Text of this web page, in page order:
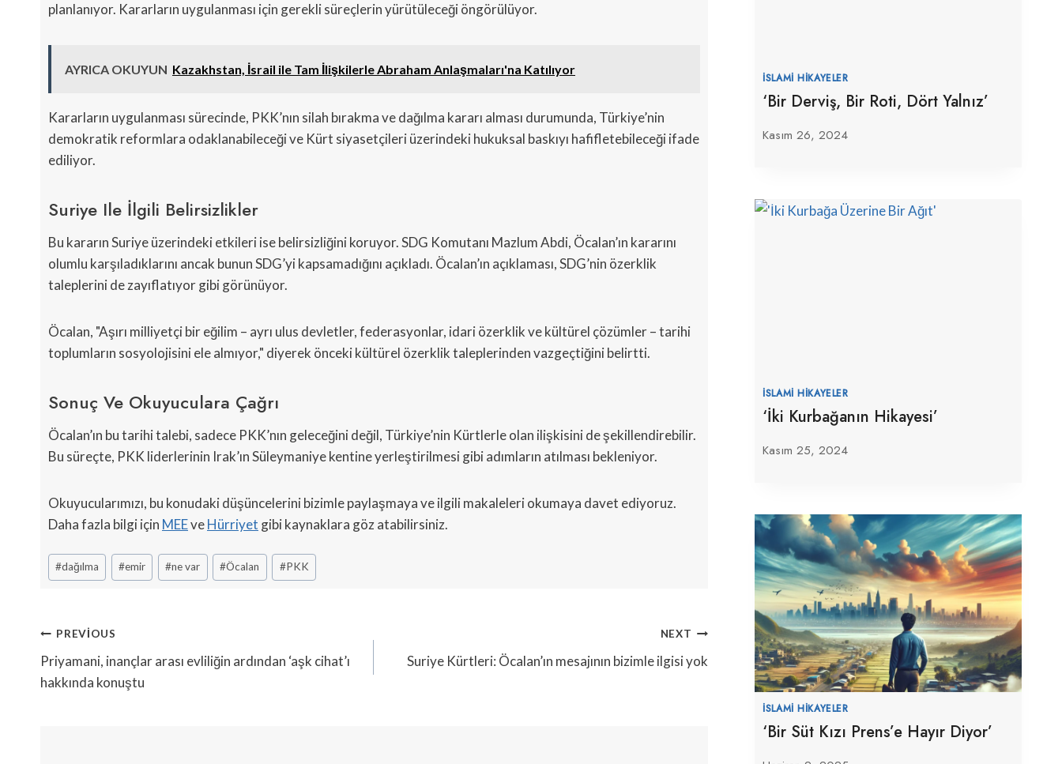
planlanıyor. Kararların uygulanması için gerekli süreçlerin yürütüleceği öngörülüyor.
AYRICA OKUYUN Kazakhstan, İsrail ile Tam İlişkilerle Abraham Anlaşmaları'na Katılıyor
Kararların uygulanması sürecinde, PKK’nın silah bırakma ve dağılma kararı alması durumunda, Türkiye’nin
demokratik reformlara odaklanabileceği ve Kürt siyasetçileri üzerindeki hukuksal baskıyı hafifletebileceği ifade
ediliyor.
Suriye Ile İlgili Belirsizlikler
Bu kararın Suriye üzerindeki etkileri ise belirsizliğini koruyor. SDG Komutanı Mazlum Abdi, Öcalan’ın kararını
olumlu karşıladıklarını ancak bunun SDG’yi kapsamadığını açıkladı. Öcalan’ın açıklaması, SDG’nin özerklik
taleplerini de zayıflatıyor gibi görünüyor.
Öcalan, "Aşırı milliyetçi bir eğilim – ayrı ulus devletler, federasyonlar, idari özerklik ve kültürel çözümler – tarihi
toplumların sosyolojisini ele almıyor," diyerek önceki kültürel özerklik taleplerinden vazgeçtiğini belirtti.
Sonuç Ve Okuyuculara Çağrı
Öcalan’ın bu tarihi talebi, sadece PKK’nın geleceğini değil, Türkiye’nin Kürtlerle olan ilişkisini de şekillendirebilir.
Bu süreçte, PKK liderlerinin Irak’ın Süleymaniye kentine yerleştirilmesi gibi adımların atılması bekleniyor.
Okuyucularımızı, bu konudaki düşüncelerini bizimle paylaşmaya ve ilgili makaleleri okumaya davet ediyoruz.
Daha fazla bilgi için MEEveHürriyet gibi kaynaklara göz atabilirsiniz.
Post
Tags:
#dağılma #emir #ne var #Öcalan #PKK
Yazı
Gezinmesi
PREVIOUS
Priyamani, inançlar arası evliliğin ardından ‘aşk cihat’ı
hakkında konuştu
NEXT
Suriye Kürtleri: Öcalan’ın mesajının bizimle ilgisi yok
İSLAMI HIKAYELER
‘Bir Derviş, Bir Roti, Dört Yalnız’
Kasım 26, 2024
İSLAMI HIKAYELER
‘İki Kurbağanın Hikayesi’
Kasım 25, 2024
İSLAMI HIKAYELER
‘Bir Süt Kızı Prens’e Hayır Diyor’